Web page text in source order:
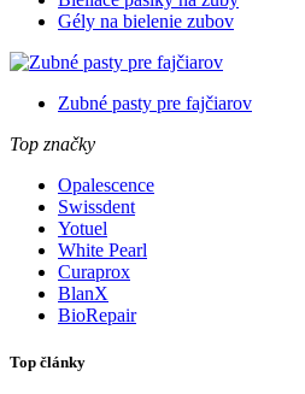
Gély na bielenie zubov
Zubné pasty pre fajčiarov
Top značky
Opalescence
Swissdent
Yotuel
White Pearl
Curaprox
BlanX
BioRepair
Top články